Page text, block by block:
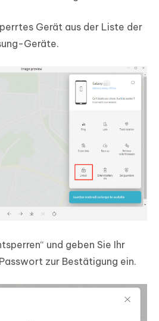
Gerät aus der Liste der
Geräte.
und geben Sie Ihr
zur Bestätigung ein.